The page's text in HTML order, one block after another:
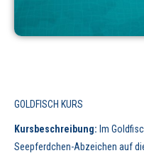
GOLDFISCH KURS
Kursbeschreibung: Im
Seepferdchen-Abzeichen auf